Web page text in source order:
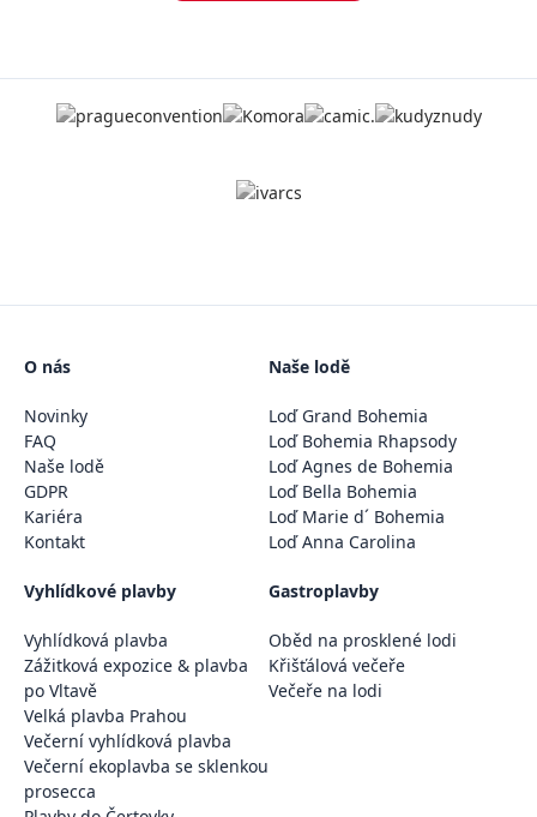
O nás
Novinky
FAQ
Naše lodě
GDPR
Kariéra
Kontakt
Naše lodě
Loď Grand Bohemia
Loď Bohemia Rhapsody
Loď Agnes de Bohemia
Loď Bella Bohemia
Loď Marie d´ Bohemia
Loď Anna Carolina
Vyhlídkové plavby
Vyhlídková plavba
Zážitková expozice & plavba
po Vltavě
Velká plavba Prahou
Večerní vyhlídková plavba
Večerní ekoplavba se sklenkou
prosecca
Gastroplavby
Oběd na prosklené lodi
Křišťálová večeře
Večeře na lodi